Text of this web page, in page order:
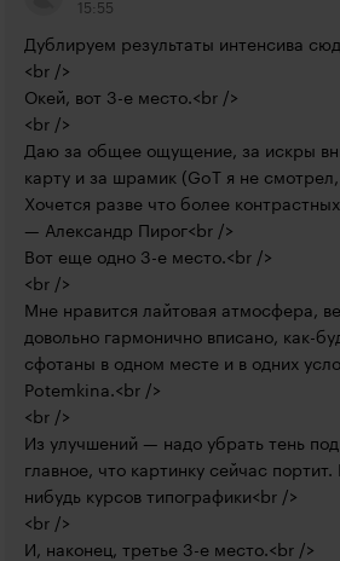
15:55
Дублируем результаты интенсива
<br />
Окей, вот 3-е место.<br />
<br />
Даю за общее ощущение, за искры
карту и за шрамик (GoT я не смотрел,
Хочется разве что более
— Александр Пирог<br />
Вот еще одно 3-е место.<br />
<br />
Мне нравится лайтовая атмосфера,
довольно гармонично вписано, как-
сфотаны в одном месте и в одних
Potemkina.<br />
<br />
Из улучшений — надо убрать тень
главное, что картинку сейчас
нибудь курсов типографики<br />
<br />
И, наконец, третье 3-е место.<br />